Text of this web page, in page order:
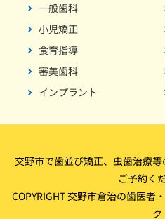
一般歯科
小児矯正
食育指導
審美歯科
インプラント
交野市で歯並び矯正、虫歯治療
ご予約く
COPYRIGHT 交野市倉治の歯医者
ク